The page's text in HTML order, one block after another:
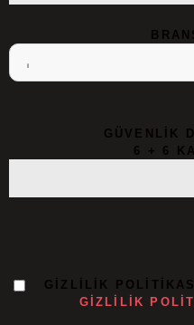
GÜVENLIK
6 + 6
GIZLILIK
GIZLILIK